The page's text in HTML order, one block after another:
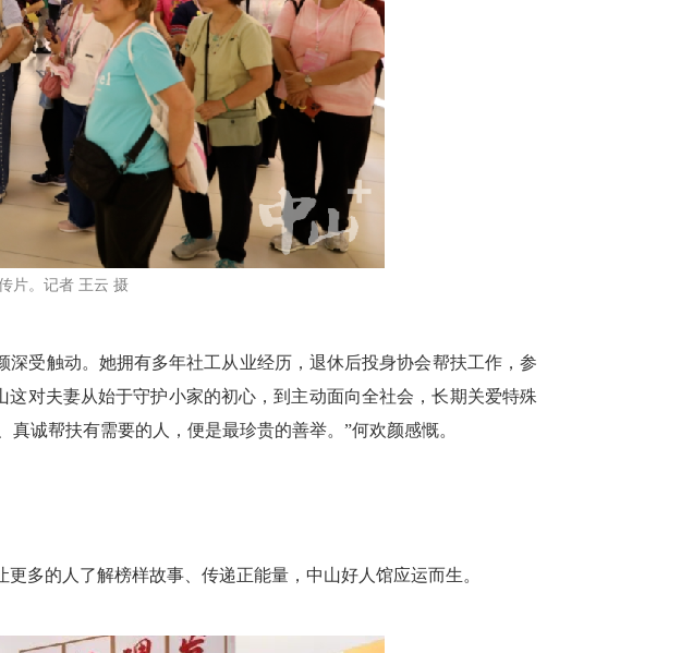
片。记者 王云 摄
受触动。她拥有多年社工从业经历，退休后投身协会帮扶工作，参
对夫妻从始于守护小家的初心，到主动面向全社会，长期关爱特殊
诚帮扶有需要的人，便是最珍贵的善举。”何欢颜感慨。
多的人了解榜样故事、传递正能量，中山好人馆应运而生。